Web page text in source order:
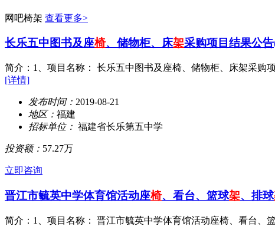
网吧椅架 查看更多>
长乐五中图书及座椅、储物柜、床架采购项目结果公
简介：1、项目名称： 长乐五中图书及座椅、储物柜、床架采购
[详情]
发布时间： 2019-08-21
地区： 福建
招标单位： 福建省长乐第五中学
投资额： 57.27万
立即咨询
晋江市毓英中学体育馆活动座椅、看台、篮球架、排球
简介：1、项目名称： 晋江市毓英中学体育馆活动座椅、看台、